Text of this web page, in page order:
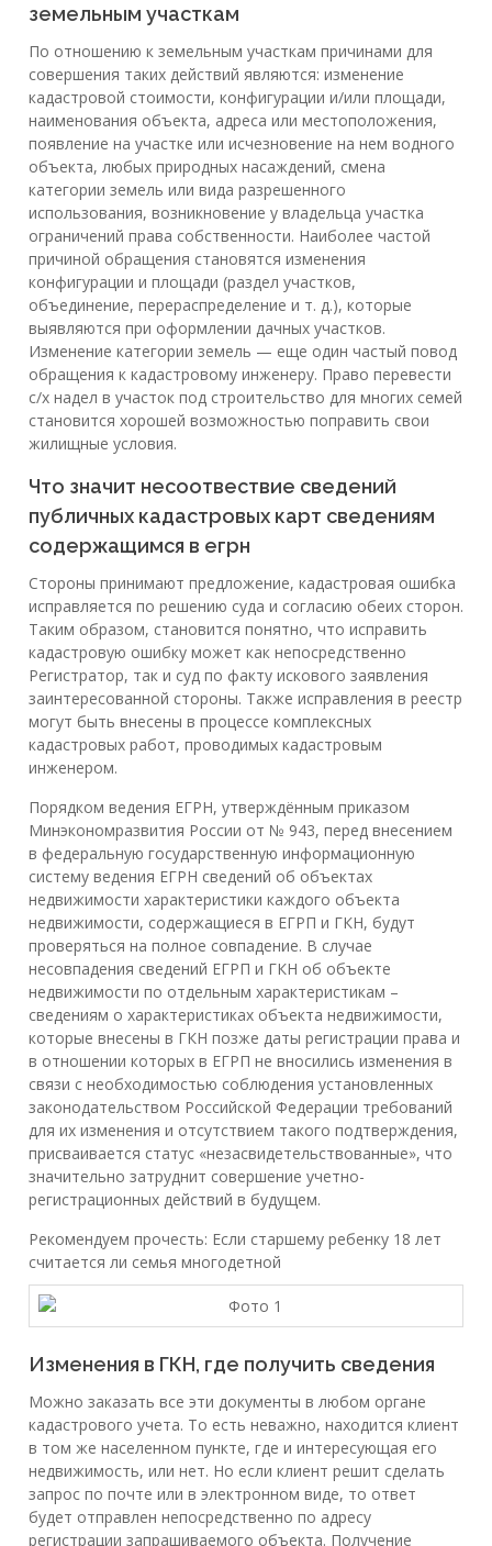
земельным участкам
По отношению к земельным участкам причинами для
совершения таких действий являются: изменение
кадастровой стоимости, конфигурации и/или площади,
наименования объекта, адреса или местоположения,
появление на участке или исчезновение на нем водного
объекта, любых природных насаждений, смена
категории земель или вида разрешенного
использования, возникновение у владельца участка
ограничений права собственности. Наиболее частой
причиной обращения становятся изменения
конфигурации и площади (раздел участков,
объединение, перераспределение и т. д.), которые
выявляются при оформлении дачных участков.
Изменение категории земель — еще один частый повод
обращения к кадастровому инженеру. Право перевести
с/х надел в участок под строительство для многих семей
становится хорошей возможностью поправить свои
жилищные условия.
Что значит несоотвествие сведений
публичных кадастровых карт сведениям
содержащимся в егрн
Стороны принимают предложение, кадастровая ошибка
исправляется по решению суда и согласию обеих сторон.
Таким образом, становится понятно, что исправить
кадастровую ошибку может как непосредственно
Регистратор, так и суд по факту искового заявления
заинтересованной стороны. Также исправления в реестр
могут быть внесены в процессе комплексных
кадастровых работ, проводимых кадастровым
инженером.
Порядком ведения ЕГРН, утверждённым приказом
Минэкономразвития России от № 943, перед внесением
в федеральную государственную информационную
систему ведения ЕГРН сведений об объектах
недвижимости характеристики каждого объекта
недвижимости, содержащиеся в ЕГРП и ГКН, будут
проверяться на полное совпадение. В случае
несовпадения сведений ЕГРП и ГКН об объекте
недвижимости по отдельным характеристикам –
сведениям о характеристиках объекта недвижимости,
которые внесены в ГКН позже даты регистрации права и
в отношении которых в ЕГРП не вносились изменения в
связи с необходимостью соблюдения установленных
законодательством Российской Федерации требований
для их изменения и отсутствием такого подтверждения,
присваивается статус «незасвидетельствованные», что
значительно затруднит совершение учетно-
регистрационных действий в будущем.
Рекомендуем прочесть: Если старшему ребенку 18 лет
считается ли семья многодетной
Изменения в ГКН, где получить сведения
Можно заказать все эти документы в любом органе
кадастрового учета. То есть неважно, находится клиент
в том же населенном пункте, где и интересующая его
недвижимость, или нет. Но если клиент решит сделать
запрос по почте или в электронном виде, то ответ
будет отправлен непосредственно по адресу
регистрации запрашиваемого объекта. Получение